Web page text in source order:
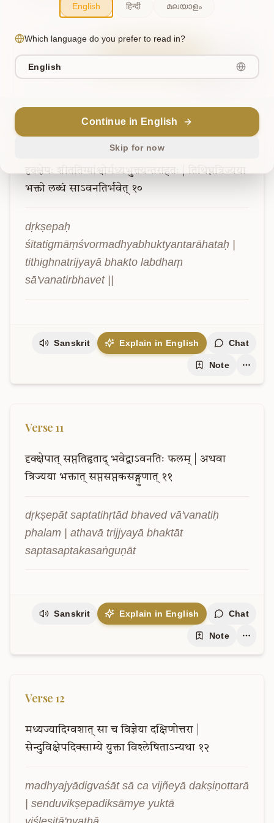
Sanskrit Explain in English Chat
Note
Verse10
दृक्क्षेपः शीततिग्मांश्वोर्मध्यभुक्त्यन्तराहतः | तिथिघ्नत्रिज्यया
भक्तो लब्धं साऽवनतिर्भवेत् १०
dṛkṣepaḥ
śītatigmāṃśvormadhyabhuktyantarāhataḥ |
tithighnatrijyayā bhakto labdhaṃ
sā'vanatirbhavet ||
Sanskrit Explain in English Chat
Note
Verse 11
दृक्क्षेपात् सप्ततिहृताद् भवेद्वाऽवनतिः फलम्
अथवा
त्रिज्यया भक्तात् सप्तसप्तकसङ्गुणात् ११
dṛkṣepāt saptatihṛtād bhaved vā'vanatiḥ
phalam | athavā trijjyayā bhaktāt
saptasaptakasaṅguṇāt
Sanskrit Explain in English Chat
Note
Verse 12
मध्यज्यादिग्वशात् सा च विज्ञेया दक्षिणोत्तरा
सेन्दुविक्षेपदिक्साम्ये युक्ता विश्लेषिताऽन्यथा १२
madhyajyādigvaśāt sā ca vijñeyā dakṣiṇottarā
| senduvikṣepadiksāmye yuktā
English हिन्दी മലയാളം
Which language do you prefer to read in?
English
Continue in English
Skip for now